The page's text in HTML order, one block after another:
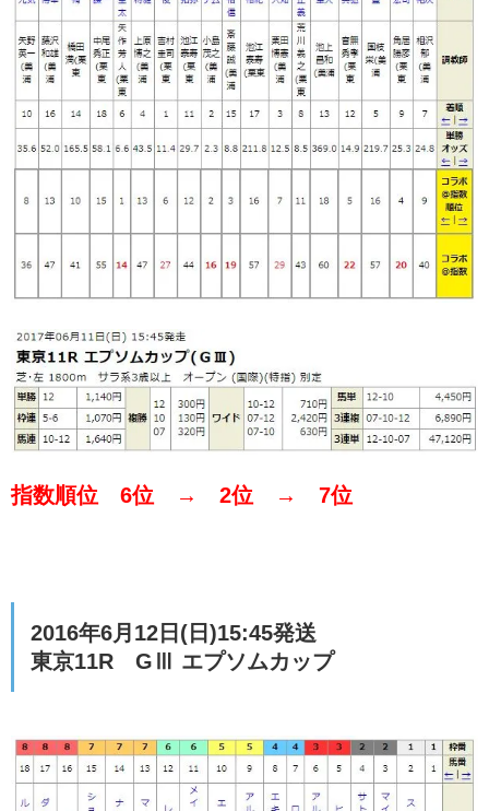
指数順位 6位 → 2位 → 7位
2016年6月12日(日)15:45発送
東京11R GⅢ エプソムカップ